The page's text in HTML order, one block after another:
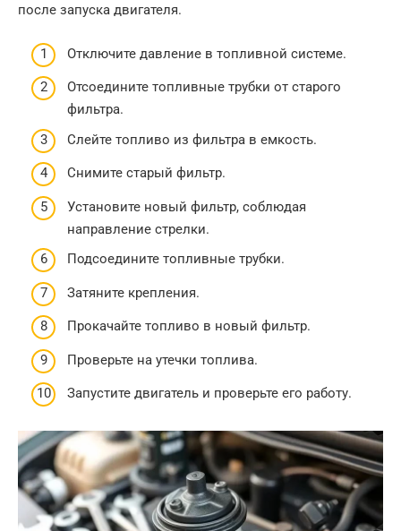
после запуска двигателя.
Отключите давление в топливной системе.
Отсоедините топливные трубки от старого
фильтра.
Слейте топливо из фильтра в емкость.
Снимите старый фильтр.
Установите новый фильтр, соблюдая
направление стрелки.
Подсоедините топливные трубки.
Затяните крепления.
Прокачайте топливо в новый фильтр.
Проверьте на утечки топлива.
Запустите двигатель и проверьте его работу.